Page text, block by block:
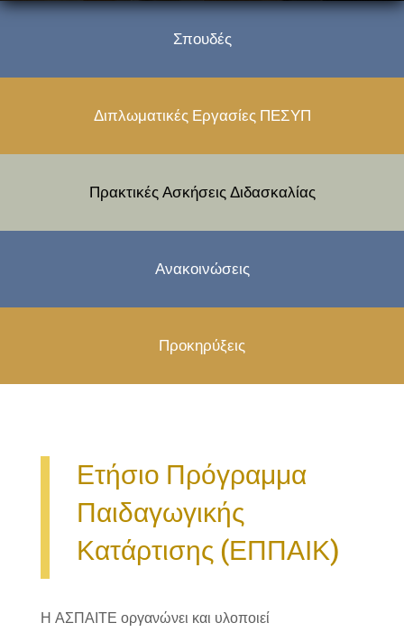
Σπουδές
Διπλωματικές Εργασίες ΠΕΣΥΠ
Πρακτικές Ασκήσεις Διδασκαλίας
Ανακοινώσεις
Προκηρύξεις
Ετήσιο Πρόγραμμα
Παιδαγωγικής
Κατάρτισης (ΕΠΠΑΙΚ)
Η ΑΣΠΑΙΤΕ οργανώνει και υλοποιεί